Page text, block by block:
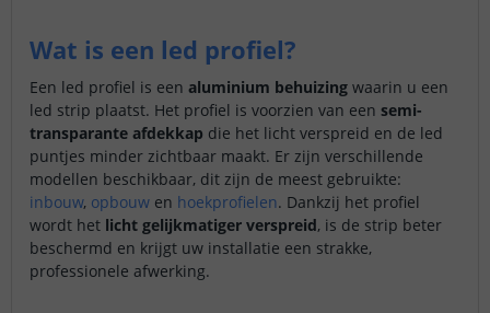
Wat is een led profiel?
Een led profiel is een aluminium behuizing waarin u een
led strip plaatst. Het profiel is voorzien van een semi-
transparante afdekkap die het licht verspreid en de led
puntjes minder zichtbaar maakt. Er zijn verschillende
modellen beschikbaar, dit zijn de meest gebruikte:
inbouw, opbouw en hoekprofielen. Dankzij het profiel
wordt het licht gelijkmatiger verspreid, is de strip beter
beschermd en krijgt uw installatie een strakke,
professionele afwerking.